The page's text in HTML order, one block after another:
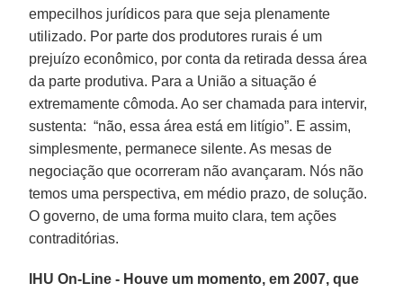
empecilhos jurídicos para que seja plenamente
utilizado. Por parte dos produtores rurais é um
prejuízo econômico, por conta da retirada dessa área
da parte produtiva. Para a União a situação é
extremamente cômoda. Ao ser chamada para intervir,
sustenta: “não, essa área está em litígio”. E assim,
simplesmente, permanece silente. As mesas de
negociação que ocorreram não avançaram. Nós não
temos uma perspectiva, em médio prazo, de solução.
O governo, de uma forma muito clara, tem ações
contraditórias.
IHU On-Line - Houve um momento, em 2007, que